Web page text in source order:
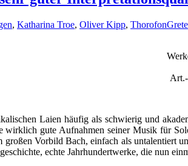
, Katharina Troe, Oliver Kipp, Thorofon
Laien häufig als schwierig und
wirklich gute Aufnahmen seiner Musik für
großen Vorbild Bach, einfach als untalentiert
echte Jahrhundertwerke, die nun